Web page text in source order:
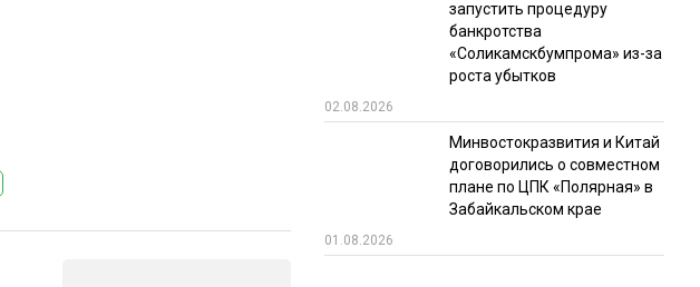
запустить процедуру
банкротства
«Соликамскбумпрома» из-за
роста убытков
02.08.2026
Минвостокразвития и Китай
договорились о совместном
плане по ЦПК «Полярная» в
Забайкальском крае
01.08.2026